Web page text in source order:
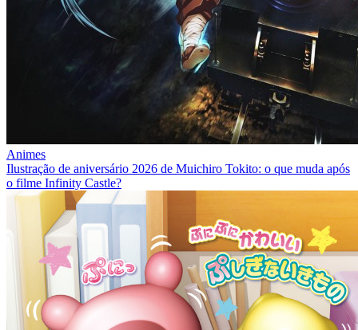
Animes
Ilustração de aniversário 2026 de Muichiro Tokito: o que muda após
o filme Infinity Castle?